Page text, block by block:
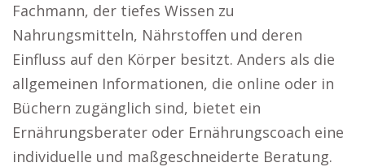
Fachmann, der tiefes Wissen zu
Nahrungsmitteln, Nährstoffen und deren
Einfluss auf den Körper besitzt. Anders als die
allgemeinen Informationen, die online oder in
Büchern zugänglich sind, bietet ein
Ernährungsberater oder Ernährungscoach eine
individuelle und maßgeschneiderte Beratung.